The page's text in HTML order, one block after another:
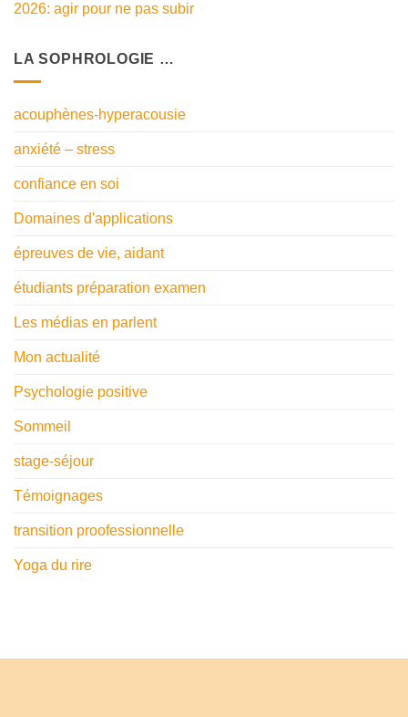
2026: agir pour ne pas subir
LA SOPHROLOGIE …
acouphènes-hyperacousie
anxiété – stress
confiance en soi
Domaines d'applications
épreuves de vie, aidant
étudiants préparation examen
Les médias en parlent
Mon actualité
Psychologie positive
Sommeil
stage-séjour
Témoignages
transition proofessionnelle
Yoga du rire